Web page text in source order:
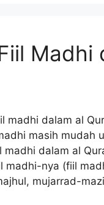
Madhi
madhi dalam al
masih
dalam al
madhi-nya (fiil
mujarrad-